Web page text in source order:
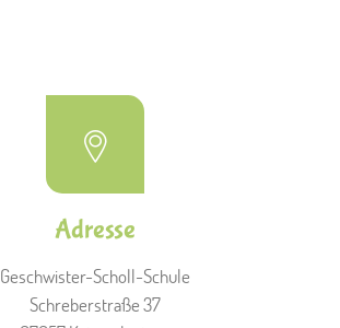
Adresse
Geschwister-Scholl-Schule
Schreberstraße 37